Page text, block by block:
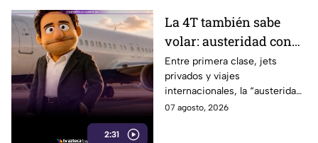
2:31
La 4T también sabe
volar: austeridad con
sabor a primera clase
Entre primera clase, jets
privados y viajes
internacionales, la “austeridad”
de la 4T parece tener una
07 agosto, 2026